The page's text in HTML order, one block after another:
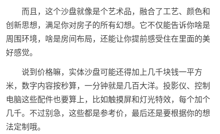
而且，这个沙盘就像是个艺术品，融合了工艺、颜色和
创新思想，满足你对房子的所有幻想。它不仅能告诉你啥是
周围环境，啥是房间布局，还能让你提前感受住在里面的美
好感觉。
说到价格嘛，实体沙盘可能还得加上几千块钱一平方
米，数字内容按秒算，一分钟就是几百大洋。投影仪、控制
电脑这些配件也要算上，比如触摸屏和灯光特效，每个加个
几千。不过别急，这些都是参考价，最后还是要根据你的想
法定制哦。